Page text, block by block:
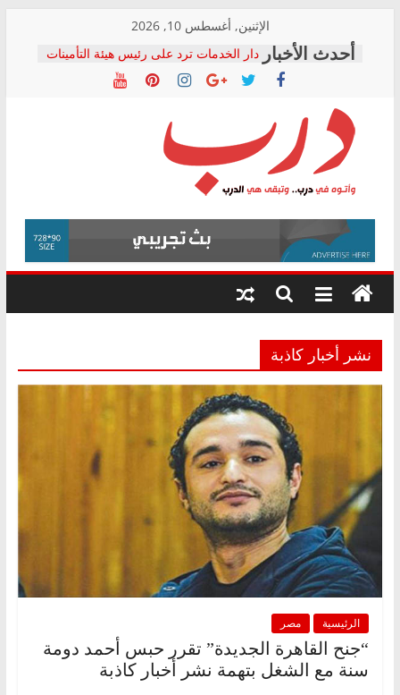
content
الإثنين, أغسطس 10, 2026
دار الخدمات ترد على رئيس هيئة التأمينات
بعد مؤتمره الصحفي: إنكار الأزمة لا ينهي
معاناة أصحاب المعاشات.. ونطالب بكشف
فرحات سليمان يكتب: القطاع الصحي إلى
أين؟
حزب التحالف الشعبي يطلق لجنة “الحق
في الصحة” بالإسكندرية لرصد الانتهاكات
ودعم المرضى
الوزاري لمدينة الصحفيين.. وانتهاء أعمال
إنشاء المبنى الإداري
المجلس القومي لحقوق الإنسان يعلن
متابعة قضية الدكتور محمد زهران.. ويؤكد:
قرينة البراءة وضمانات المحاكمة العادلة
درب
وأتوه
درب..
وتبقى
هي
نشر أخبار كاذبة
الرئيسية مصر
“جنح القاهرة الجديدة” تقرر حبس أحمد دومة
سنة مع الشغل بتهمة نشر أخبار كاذبة